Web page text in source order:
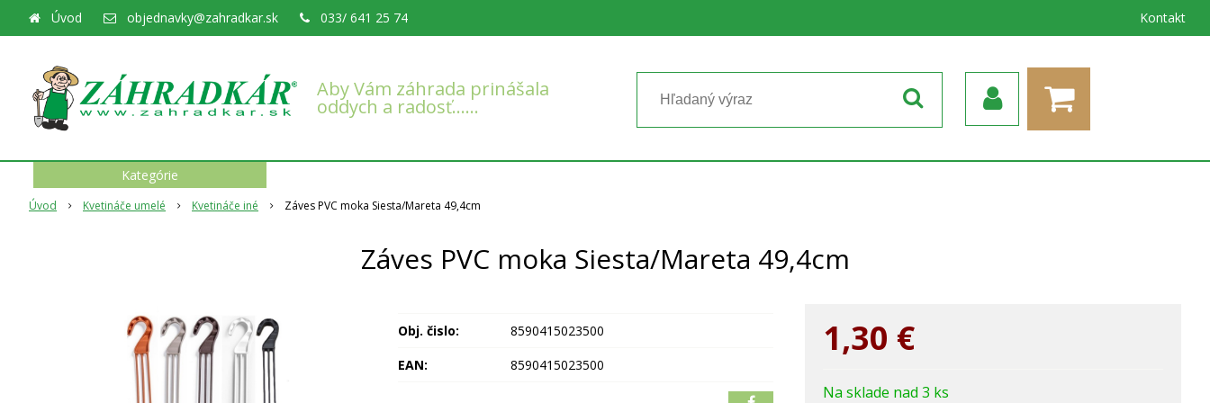
Aby Vám záhrada prinášala
oddych a radosť……
Úvod objednavky@zahradkar.sk 033/ 641 25 74 Kontakt
Úvod Kvetináče umelé Kvetináče iné Záves PVC moka Siesta/Mareta 49,4cm
Záves PVC moka Siesta/Mareta 49,4cm
1,30 €
Na sklade nad 3 ks
Obj. čislo:
8590415023500
EAN:
8590415023500
Kategórie